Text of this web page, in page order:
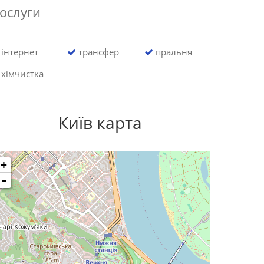
трансфер
пральня
Київ карта
+
-